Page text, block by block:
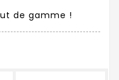
de gamme !